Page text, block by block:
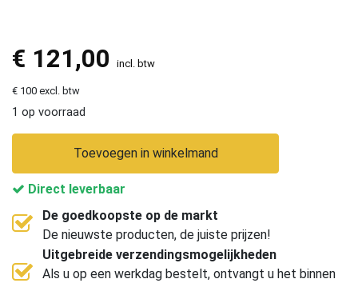
€ 121,00 incl. btw
€ 100 excl. btw
1 op voorraad
Toevoegen in winkelmand
Direct leverbaar
De goedkoopste op de markt
De nieuwste producten, de juiste prijzen!
Uitgebreide verzendingsmogelijkheden
Als u op een werkdag bestelt, ontvangt u het binnen